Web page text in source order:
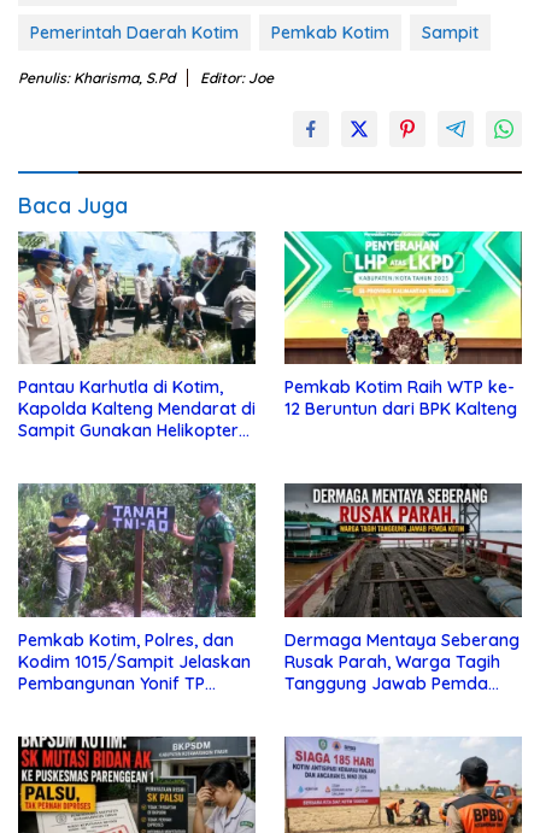
Pemerintah Daerah Kotim Pemkab Kotim Sampit
Penulis: Kharisma, S.Pd Editor: Joe
Baca Juga
Pantau Karhutla di Kotim,
Kapolda Kalteng Mendarat di
Sampit Gunakan Helikopter
Pemkab Kotim Raih WTP ke-
12 Beruntun dari BPK Kalteng
Pemkab Kotim, Polres, dan
Kodim 1015/Sampit Jelaskan
Pembangunan Yonif TP
Dermaga Mentaya Seberang
Rusak Parah, Warga Tagih
Tanggung Jawab Pemda